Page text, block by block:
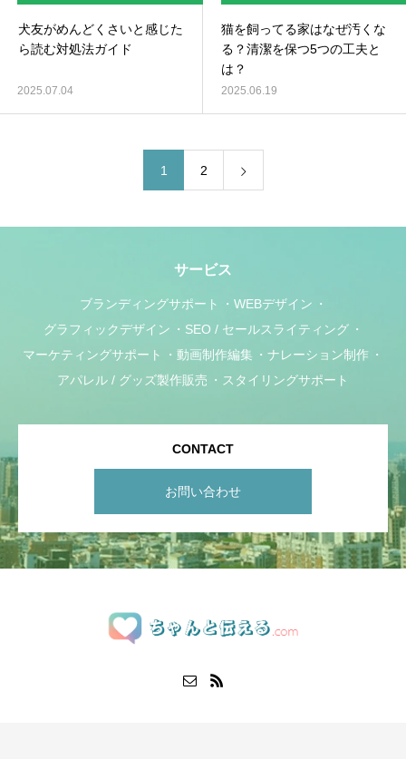
犬友がめんどくさいと感じた
ら読む対処法ガイド
2025.07.04
猫を飼ってる家はなぜ汚くな
る？清潔を保つ5つの工夫と
は？
2025.06.19
1 2
サービス
ブランディングサポート
WEBデザイン
グラフィックデザイン
SEO / セールスライティング
マーケティングサポート
動画制作編集
ナレーション制作
アパレル / グッズ製作販売
スタイリングサポート
CONTACT
お問い合わせ